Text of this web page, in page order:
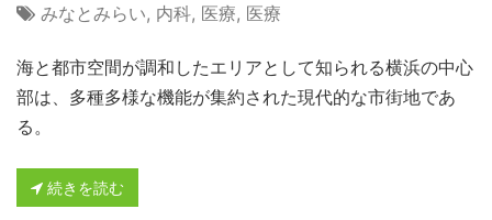
みなとみらい, 内科, 医療, 医療
海と都市空間が調和したエリアとして知られる横浜の中心
部は、多種多様な機能が集約された現代的な市街地であ
る。
続きを読む